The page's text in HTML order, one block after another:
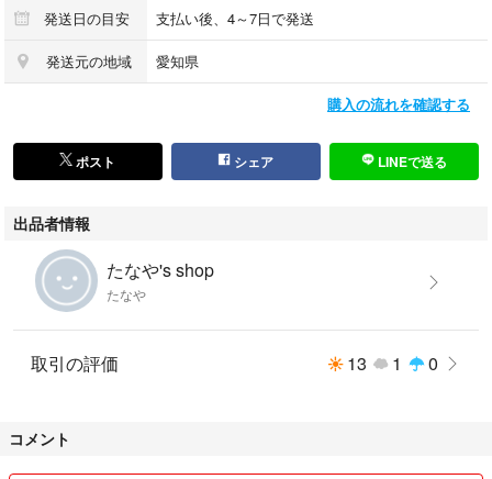
発送日の目安 支払い後、4～7日で発送
発送元の地域 愛知県
購入の流れを確認する
ポスト シェア LINEで送る
出品者情報
たなや's shop
たなや
取引の評価 13 1 0
コメント